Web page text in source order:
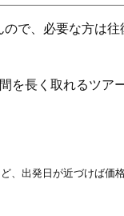
で、必要な方は往
を長く取れるツア
、出発日が近づけば価